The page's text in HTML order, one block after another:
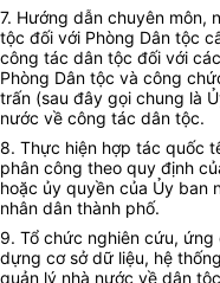
7. Hướng dẫn chuyên
tộc đối với Phòng Dân tộc
công tác dân tộc đối với
Phòng Dân tộc và công
trấn (sau đây gọi chung là
nước về công tác dân tộc.
8. Thực hiện hợp tác quốc
phân công theo quy định
hoặc ủy quyền của Ủy ban
nhân dân thành phố.
9. Tổ chức nghiên cứu,
dựng cơ sở dữ liệu, hệ
quản lý nhà nước về dân